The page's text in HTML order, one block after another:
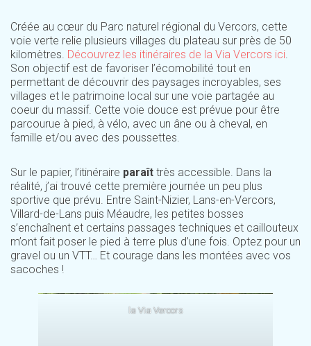
Créée au cœur du Parc naturel régional du Vercors, cette
voie verte relie plusieurs villages du plateau sur près de 50
kilomètres. Découvrez les itinéraires de la Via Vercors ici.
Son objectif est de favoriser l’écomobilité tout en
permettant de découvrir des paysages incroyables, ses
villages et le patrimoine local sur une voie partagée au
coeur du massif. Cette voie douce est prévue pour être
parcourue à pied, à vélo, avec un âne ou à cheval, en
famille et/ou avec des poussettes.
Sur le papier, l’itinéraire paraît très accessible. Dans la
réalité, j’ai trouvé cette première journée un peu plus
sportive que prévu. Entre Saint-Nizier, Lans-en-Vercors,
Villard-de-Lans puis Méaudre, les petites bosses
s’enchaînent et certains passages techniques et caillouteux
m’ont fait poser le pied à terre plus d’une fois. Optez pour un
gravel ou un VTT… Et courage dans les montées avec vos
sacoches !
la Via Vercors